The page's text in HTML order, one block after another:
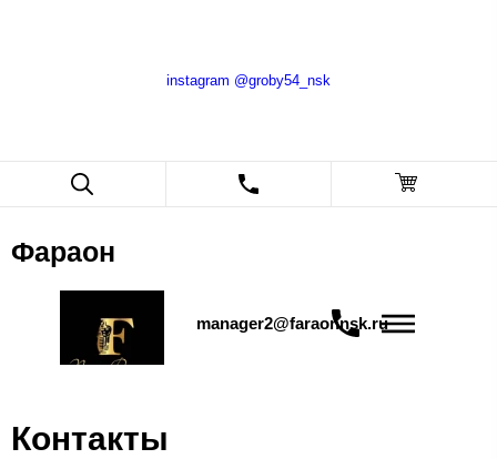
instagram @groby54_nsk
Фараон
manager2@faraonnsk.ru
Контакты